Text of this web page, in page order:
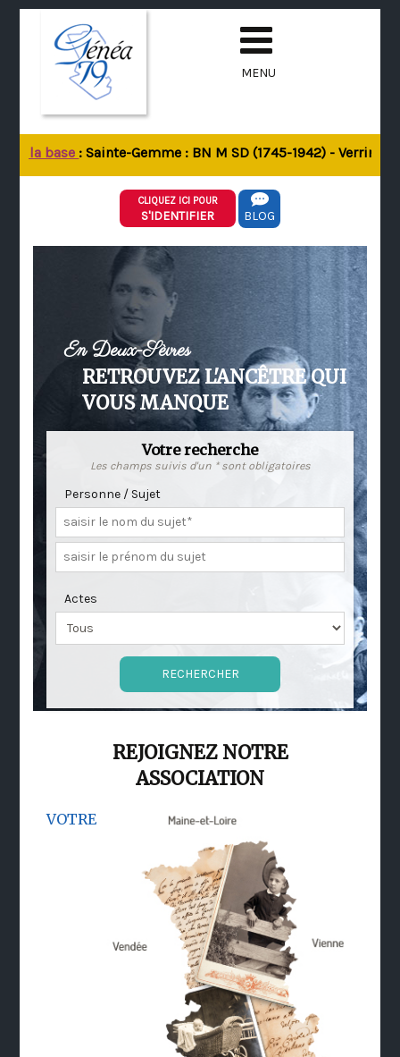
MENU
la base: Sainte-Gemme : BN M SD (1745-1942) - Verrines-
CLIQUEZ ICI POUR
S'IDENTIFIER BLOG
En Deux-Sèvres
RETROUVEZ L'ANCÊTRE QUI
VOUS MANQUE
Votre recherche
Les champs suivis d'un * sont obligatoires
Personne / Sujet
Actes
REJOIGNEZ NOTRE
ASSOCIATION
VOTRE